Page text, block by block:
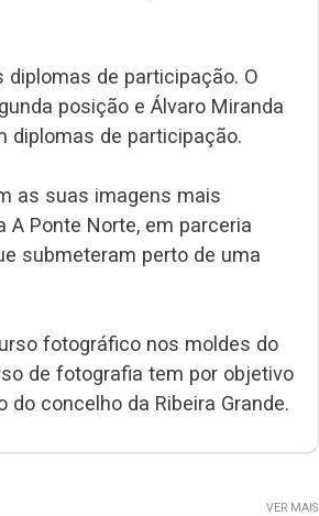
de participação. O
posição e Álvaro Miranda
diplomas de participação.
as suas imagens mais
Ponte Norte, em parceria
submeteram perto de uma
fotográfico nos moldes do
de fotografia tem por objetivo
concelho da Ribeira Grande.
VER MAIS